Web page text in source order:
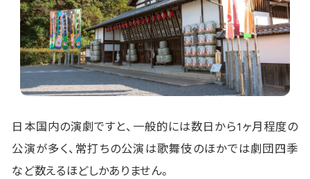
日本国内の演劇ですと、一般的には数日から1ヶ月程度の
公演が多く、常打ちの公演は歌舞伎のほかでは劇団四季
など数えるほどしかありません。